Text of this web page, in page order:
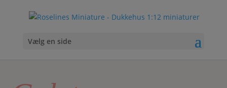
Vælg en side